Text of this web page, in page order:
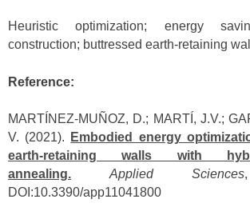
Heuristic optimization; energy
construction; buttressed earth-retaining
Reference:
MARTÍNEZ-MUÑOZ, D.; MARTÍ, J.V.;
V. (2021).
Embodied energy
earth-retaining walls with
annealing.
Applied Sciences
DOI:10.3390/app11041800